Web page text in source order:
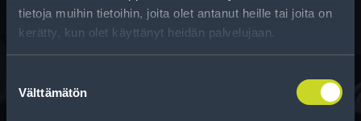
tietoja muihin tietoihin, joita olet antanut heille tai joita on
kerätty, kun olet käyttänyt heidän palvelujaan.
valinta
Välttämätön